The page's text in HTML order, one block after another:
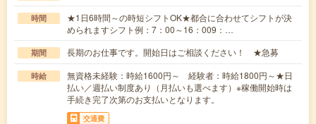
時間
★1日6時間～の時短シフトOK★都合に合わせてシフトが決
められますシフト例：7：00～16：009：…
期間 長期のお仕事です。開始日はご相談ください！ ★急募
時給
無資格未経験：時給1600円～ 経験者：時給1800円～★日
払い／週払い制度あり（月払いも選べます）※稼働開始時は
手続き完了次第のお支払いとなります。
交通費